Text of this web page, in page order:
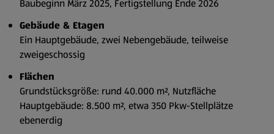
Baubeginn März 2025, Fertigstellung Ende 2026
Gebäude & Etagen
Ein Hauptgebäude, zwei Nebengebäude, teilweise
zweigeschossig
Flächen
Grundstücksgröße: rund 40.000 m², Nutzfläche
Hauptgebäude: 8.500 m², etwa 350 Pkw-Stellplätze
ebenerdig